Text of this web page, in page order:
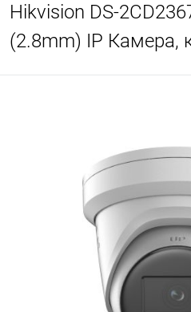
Hikvision DS-
(2.8mm) IP Камера,